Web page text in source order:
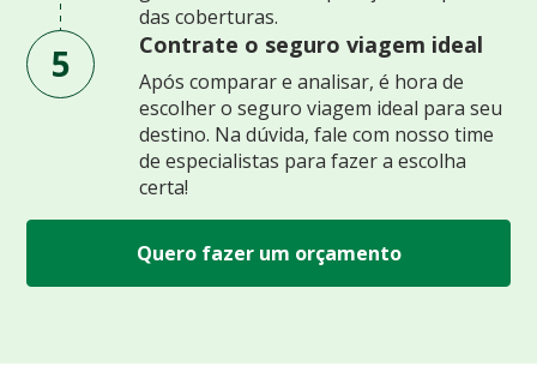
das coberturas.
5 Contrate o seguro viagem ideal
Após comparar e analisar, é hora de
escolher o seguro viagem ideal para seu
destino. Na dúvida, fale com nosso time
de especialistas para fazer a escolha
certa!
Quero fazer um orçamento